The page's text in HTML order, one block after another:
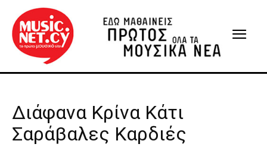
Διάφανα Κρίνα Κάτι
Σαράβαλες Καρδιές